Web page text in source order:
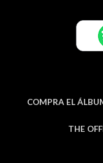
COMPRA EL
THE